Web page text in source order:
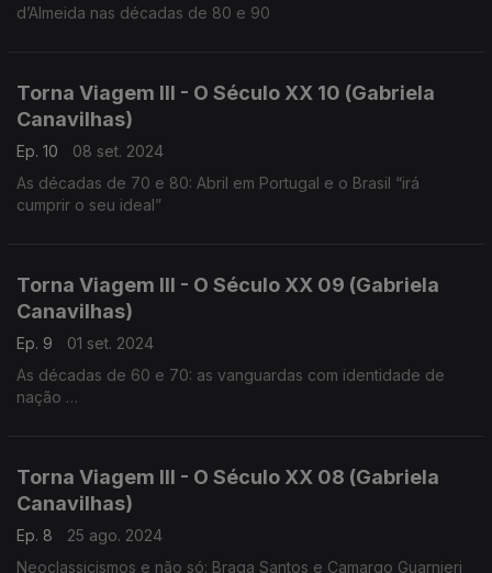
d’Almeida nas décadas de 80 e 90
Torna Viagem III - O Século XX 10 (Gabriela
Canavilhas)
Ep. 10
08 set. 2024
As décadas de 70 e 80: Abril em Portugal e o Brasil “irá
cumprir o seu ideal”
Torna Viagem III - O Século XX 09 (Gabriela
Canavilhas)
Ep. 9
01 set. 2024
As décadas de 60 e 70: as vanguardas com identidade de
nação
Torna Viagem III - O Século XX 08 (Gabriela
Canavilhas)
Ep. 8
25 ago. 2024
Neoclassicismos e não só: Braga Santos e Camargo Guarnieri